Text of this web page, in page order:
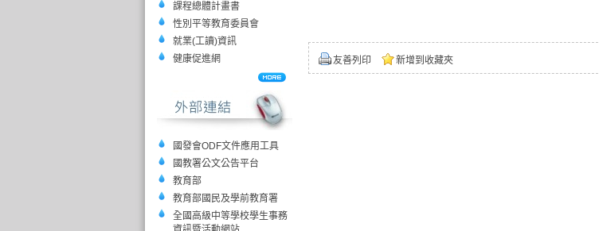
課程總體計畫書
性別平等教育委員會
就業(工讀)資訊
健康促進網
國發會ODF文件應用工具
國教署公文公告平台
教育部
教育部國民及學前教育署
全國高級中等學校學生事務
友善列印 新增到收藏夾